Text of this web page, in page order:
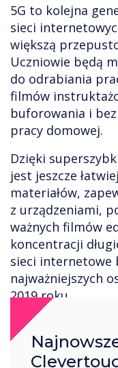
5G to kolejna
sieci
większą
Uczniowie będą
do odrabiania
filmów
buforowania i
pracy domowej.
Dzięki
jest jeszcze
materiałów,
z urządzeniami,
ważnych filmów
koncentracji
sieci internetowe
najważniejszych
2019 roku.
4. Zwiększone
Wraz z